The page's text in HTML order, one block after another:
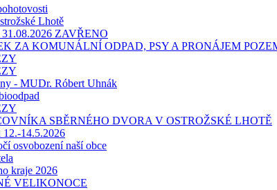
Lhotě
ZAVŘENO
ZA KOMUNÁLNÍ ODPAD, PSY A PRONÁJEM
- MUDr. Róbert Uhnák
SBĚRNÉHO DVORA V OSTROŽSKÉ LHOTĚ
12.-14.5.2026
osvobození naší obce
kraje 2026
VELIKONOCE